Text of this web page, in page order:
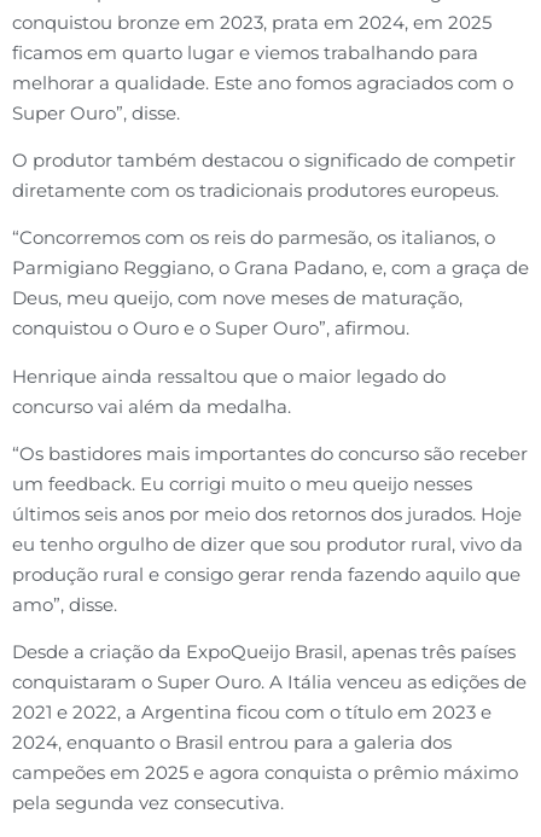
conquistou bronze em 2023, prata em 2024, em 2025
ficamos em quarto lugar e viemos trabalhando para
melhorar a qualidade. Este ano fomos agraciados com o
Super Ouro”, disse.
O produtor também destacou o significado de competir
diretamente com os tradicionais produtores europeus.
“Concorremos com os reis do parmesão, os italianos, o
Parmigiano Reggiano, o Grana Padano, e, com a graça de
Deus, meu queijo, com nove meses de maturação,
conquistou o Ouro e o Super Ouro”, afirmou.
Henrique ainda ressaltou que o maior legado do
concurso vai além da medalha.
“Os bastidores mais importantes do concurso são receber
um feedback. Eu corrigi muito o meu queijo nesses
últimos seis anos por meio dos retornos dos jurados. Hoje
eu tenho orgulho de dizer que sou produtor rural, vivo da
produção rural e consigo gerar renda fazendo aquilo que
amo”, disse.
Desde a criação da ExpoQueijo Brasil, apenas três países
conquistaram o Super Ouro. A Itália venceu as edições de
2021 e 2022, a Argentina ficou com o título em 2023 e
2024, enquanto o Brasil entrou para a galeria dos
campeões em 2025 e agora conquista o prêmio máximo
pela segunda vez consecutiva.